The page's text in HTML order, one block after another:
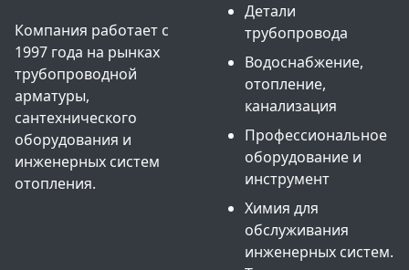
Компания работает с
1997 года на рынках
трубопроводной
арматуры,
сантехнического
оборудования и
инженерных систем
отопления.
Детали
трубопровода
Водоснабжение,
отопление,
канализация
Профессиональное
оборудование и
инструмент
Химия для
обслуживания
инженерных систем.